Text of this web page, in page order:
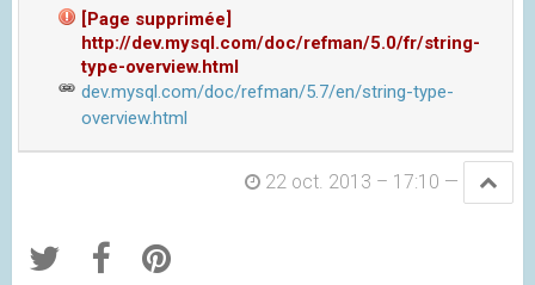
[Page supprimée]
http://dev.mysql.com/doc/refman/5.0/fr/string-
type-overview.html
dev.mysql.com/doc/refman/5.7/en/string-type-
overview.html
22 oct. 2013 – 17:10 —